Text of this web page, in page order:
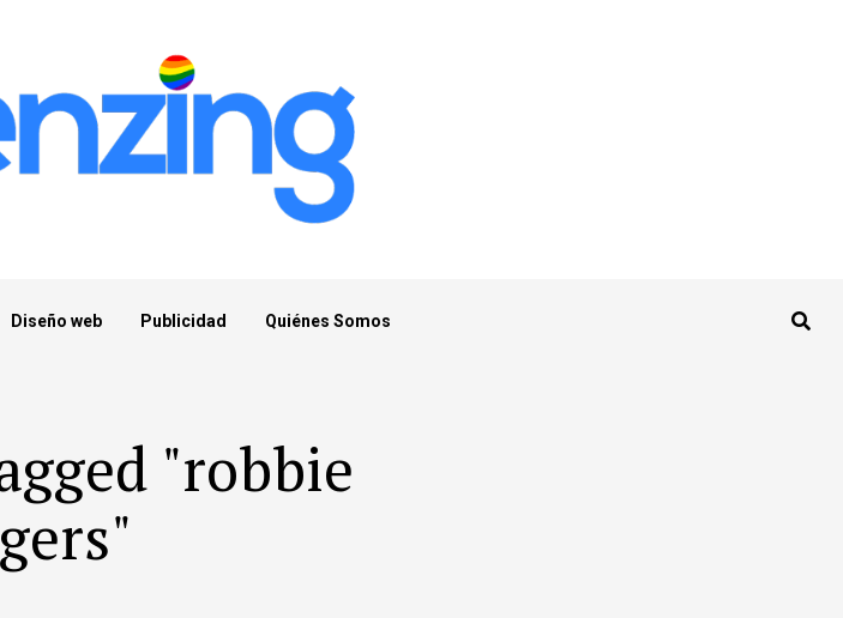
Diseño web Publicidad Quiénes Somos
"robbie